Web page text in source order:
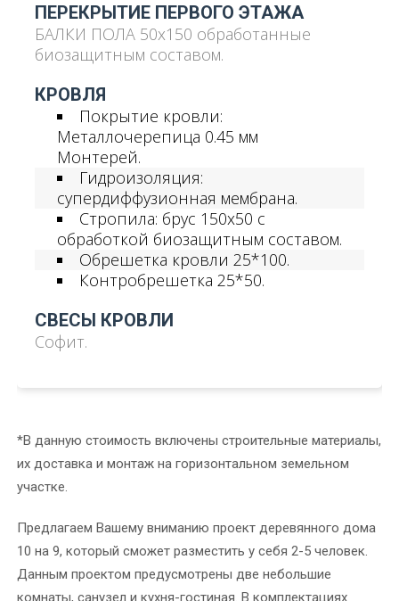
ПЕРЕКРЫТИЕ ПЕРВОГО ЭТАЖА
БАЛКИ ПОЛА 50х150 обработанные
биозащитным составом.
КРОВЛЯ
Покрытие кровли:
Металлочерепица 0.45 мм
Монтерей.
Гидроизоляция:
супердиффузионная мембрана.
Стропила: брус 150х50 с
обработкой биозащитным составом.
Обрешетка кровли 25*100.
Контробрешетка 25*50.
СВЕСЫ КРОВЛИ
Софит.
*В данную стоимость включены строительные материалы,
их доставка и монтаж на горизонтальном земельном
участке.
Предлагаем Вашему вниманию проект деревянного дома
10 на 9, который сможет разместить у себя 2-5 человек.
Данным проектом предусмотрены две небольшие
комнаты, санузел и кухня-гостиная. В комплектациях